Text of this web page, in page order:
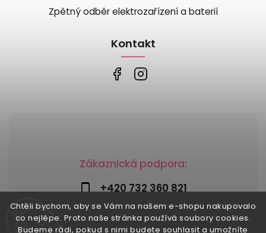
Chtěli bychom, aby se Vám na našem e-shopu nakupovalo
co nejlépe. Proto naše stránka používá soubory cookies.
Budeme rádi, pokud s nimi budete souhlasit a umožníte
Zákaznická podpora:
+420 732 360 821
info@risesnu.cz
Zpětný odběr elektrozařízení a baterií
Kontakt